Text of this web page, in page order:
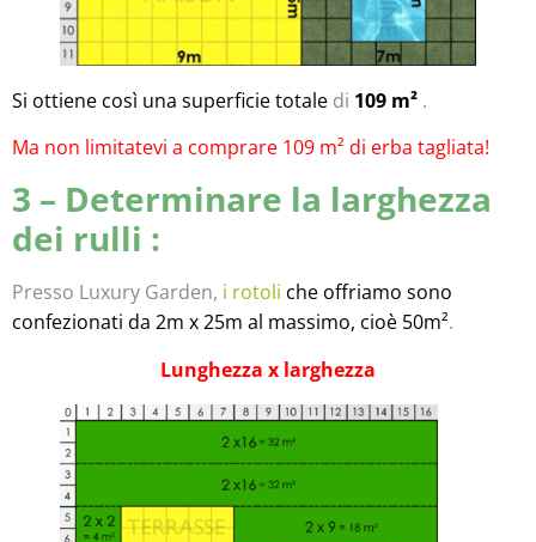
Si ottiene così una superficie totale di 109 m² .
Ma non limitatevi a comprare 109 m² di erba tagliata!
3 – Determinare la larghezza
dei rulli :
Presso Luxury Garden, i rotoli che offriamo sono
confezionati da 2m x 25m al massimo, cioè 50m².
Lunghezza x larghezza